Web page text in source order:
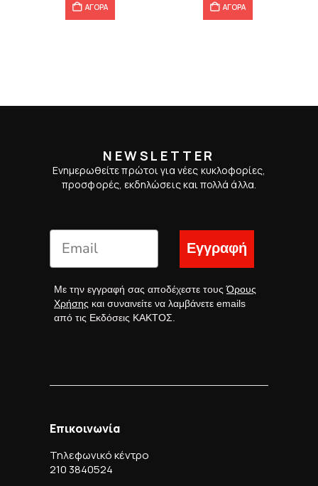
ΑΓΟΡΑ ΑΓΟΡΑ
NEWSLETTER
Ενημερωθείτε πρώτοι για νέες κυκλοφορίες,
προσφορές, εκδηλώσεις και πολλά άλλα.
Εγγραφή
Με την εγγραφή σας αποδέχεστε τουςΌρους
Χρήσης και συναινείτε να λαμβάνετε emails
από τις Εκδόσεις ΚΑΚΤΟΣ.
Επικοινωνία
Τηλεφωνικό κέντρο
210 3840524